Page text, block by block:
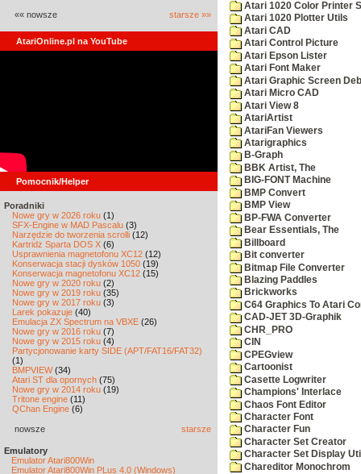
«« nowsze starsze »»
AtariOnline.pl na YouTube
Pomocnik/Helper
Poradniki
Nowe gry w 2026 roku (1)
SFX-Engine w MAD Pascalu (3)
Narzędzie do tworzenia scrolli (12)
Kartridż Sparta DOS X (6)
Usprawnienia magnetofonu XC12 (12)
Konserwacja stacji dysków 1050 (19)
Konserwacja magnetofonu XC12 (15)
Nowe gry w 2020 roku (2)
Nowe gry w 2019 roku (35)
Nowe gry w 2017 roku (3)
Larek pokazuje (40)
Emulacja ZX Spectrum na VBXE (26)
Nowe gry w 2016 roku (7)
Nowe gry w 2015 roku (4)
Partycjonowanie karty SIDE (APT/FAT16/FAT32)
(1)
BMPVIEW(34)
Atari ST dla opornych (75)
Nowe gry w 2014 roku (19)
Tritone engine (11)
QChan Engine (6)
nowsze starsze
Emulatory
Emulator Atari800Win
Emulator Atari800Win PLus 4.0 (Windows)
Atari 1020 Color Printer
Atari 1020 Plotter Utils
Atari CAD
Atari Control Picture
Atari Epson Lister
Atari Font Maker
Atari Graphic Screen
Atari Micro CAD
Atari View 8
AtariArtist
AtariFan Viewers
Atarigraphics
B-Graph
BBK Artist, The
BIG-FONT Machine
BMP Convert
BMP View
BP-FWA Converter
Bear Essentials, The
Billboard
Bit converter
Bitmap File Converter
Blazing Paddles
Brickworks
C64 Graphics To Atari
CAD-JET 3D-Graphik
CHR_PRO
CIN
CPEGview
Cartoonist
Casette Logwriter
Champions' Interlace
Chaos Font Editor
Character Font
Character Fun
Character Set Creator
Character Set Display
Chareditor Monochrom